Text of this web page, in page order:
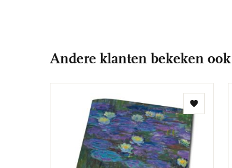
Andere klanten bekeken ook
Toevoegen
aan
verlanglijst